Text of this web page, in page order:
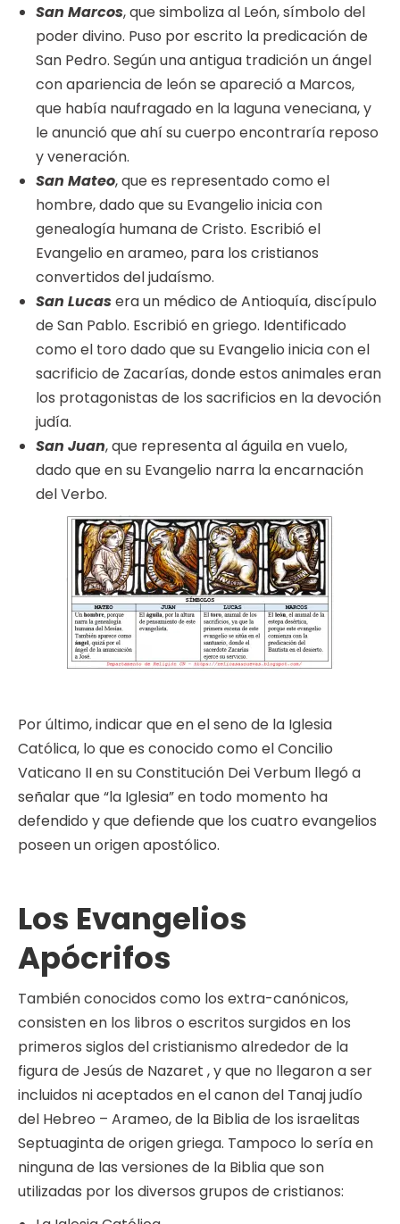
San Marcos, que simboliza al León, símbolo del
poder divino. Puso por escrito la predicación de
San Pedro. Según una antigua tradición un ángel
con apariencia de león se apareció a Marcos,
que había naufragado en la laguna veneciana, y
le anunció que ahí su cuerpo encontraría reposo
y veneración.
San Mateo, que es representado como el
hombre, dado que su Evangelio inicia con
genealogía humana de Cristo. Escribió el
Evangelio en arameo, para los cristianos
convertidos del judaísmo.
San Lucasera un médico de Antioquía, discípulo
de San Pablo. Escribió en griego. Identificado
como el toro dado que su Evangelio inicia con el
sacrificio de Zacarías, donde estos animales eran
los protagonistas de los sacrificios en la devoción
judía.
San Juan, que representa al águila en vuelo,
dado que en su Evangelio narra la encarnación
del Verbo.
Por último, indicar que en el seno de la Iglesia
Católica, lo que es conocido como el Concilio
Vaticano II en su Constitución Dei Verbum llegó a
señalar que “la Iglesia” en todo momento ha
defendido y que defiende que los cuatro evangelios
poseen un origen apostólico.
Los Evangelios
Apócrifos
También conocidos como los extra-canónicos,
consisten en los libros o escritos surgidos en los
primeros siglos del cristianismo alrededor de la
figura de Jesús de Nazaret , y que no llegaron a ser
incluidos ni aceptados en el canon del Tanaj judío
del Hebreo – Arameo, de la Biblia de los israelitas
Septuaginta de origen griega. Tampoco lo sería en
ninguna de las versiones de la Biblia que son
utilizadas por los diversos grupos de cristianos: